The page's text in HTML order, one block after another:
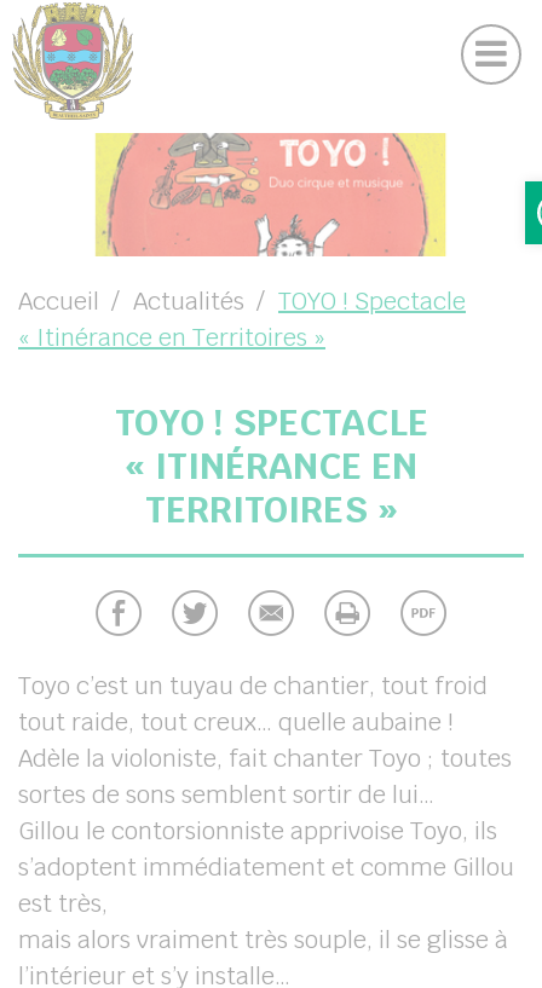
( VOTRE COMMUNE )
( VOTRE MAIRIE )
( VOS SERVICES )
( VIE LOCALE )
ActualitésDICRIM
Accueil Actualités
TOYO ! Spectacle
« Itinérance en Territoires »
TOYO ! SPECTACLE
« ITINÉRANCE EN
TERRITOIRES »
Toyo c’est un tuyau de chantier, tout froid
tout raide, tout creux… quelle aubaine !
Adèle la violoniste, fait chanter Toyo ; toutes
sortes de sons semblent sortir de lui…
Gillou le contorsionniste apprivoise Toyo, ils
s’adoptent immédiatement et comme Gillou
est très,
mais alors vraiment très souple, il se glisse à
l’intérieur et s’y installe…
Panneau de gestion des cookies